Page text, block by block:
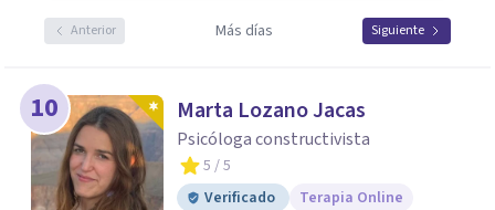
Anterior Más días Siguiente
10 Marta Lozano Jacas
Psicóloga constructivista
5 / 5
Verificado
Terapia Online